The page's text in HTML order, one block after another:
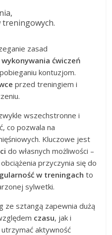
treningowych.
zasad
ćwiczeń
kontuzjom.
przed treningiem i
wszechstronne i
co pozwala na
Kluczowe jest
do własnych możliwości –
przyczynia się do
w treningach to
sylwetki.
ze sztangą zapewnia dużą
czasu, jak i
aktywność